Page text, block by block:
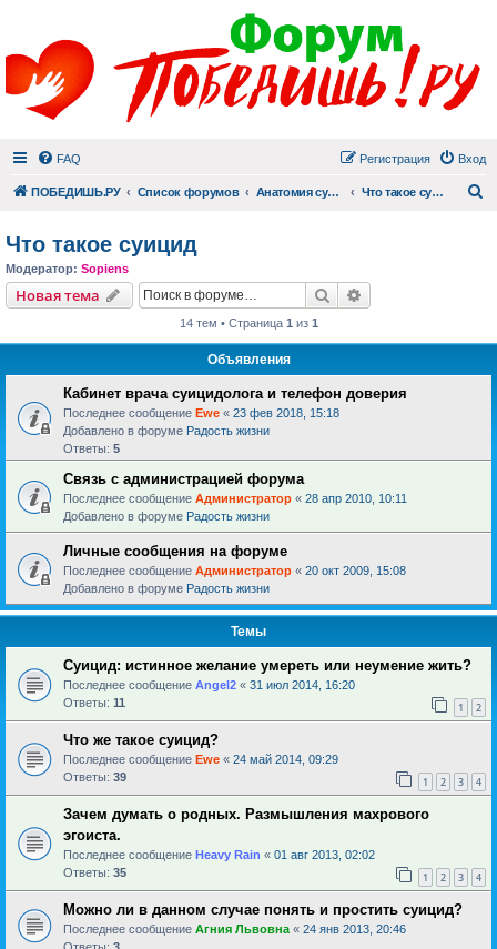
FAQ Вход
Регистрация
ПОБЕДИШЬ.РУ Список форумов Анатомия суицида Что такое суицид
Что такое суицид
Модератор: Sopiens
Новая тема Поиск
14 тем • Страница 1 из 1
Объявления
Кабинет врача суицидолога и телефон доверия
Последнее сообщение Ewe « 23 фев 2018, 15:18
Добавлено в форуме Радость жизни
Ответы: 5
Связь с администрацией форума
Последнее сообщение Администратор « 28 апр 2010, 10:11
Добавлено в форуме Радость жизни
Личные сообщения на форуме
Последнее сообщение Администратор « 20 окт 2009, 15:08
Добавлено в форуме Радость жизни
Темы
Суицид: истинное желание умереть или неумение жить?
Последнее сообщение Angel2 « 31 июл 2014, 16:20
Ответы: 11 1 2
Что же такое суицид?
Последнее сообщение Ewe « 24 май 2014, 09:29
Ответы: 39 1 2 3 4
Зачем думать о родных. Размышления махрового
эгоиста.
Последнее сообщение Heavy Rain « 01 авг 2013, 02:02
Ответы: 35 1 2 3 4
Можно ли в данном случае понять и простить суицид?
Последнее сообщение Агния Львовна « 24 янв 2013, 20:46